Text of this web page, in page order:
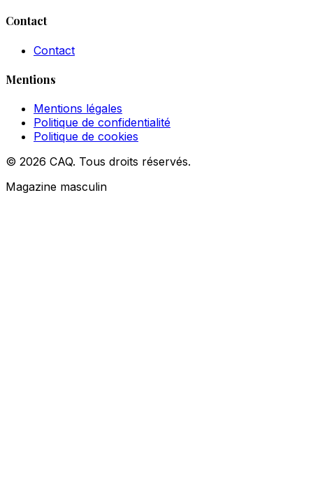
Contact
Contact
Mentions
Mentions légales
Politique de confidentialité
Politique de cookies
© 2026 CAQ. Tous droits réservés.
Magazine masculin